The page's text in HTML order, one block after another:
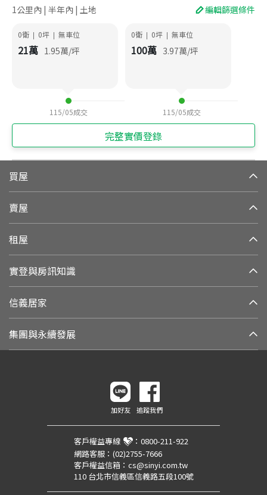
1公里內 | 半年內 | 土地 編輯篩選條件
0衛 | 0坪 | 無車位
21萬 1.95萬/坪
115/05成交
0衛 | 0坪 | 無車位
100萬 3.97萬/坪
115/05成交
完整實價登錄
買屋
賣屋
租屋
實登與房訊知識
信義居家
集團與永續發展
加好友 追蹤我們
客戶權益專線 ： 0800-211-922
網路客服： (02)2755-7666
客戶權益信箱： cs@sinyi.com.tw
110 台北市信義區信義路五段100號